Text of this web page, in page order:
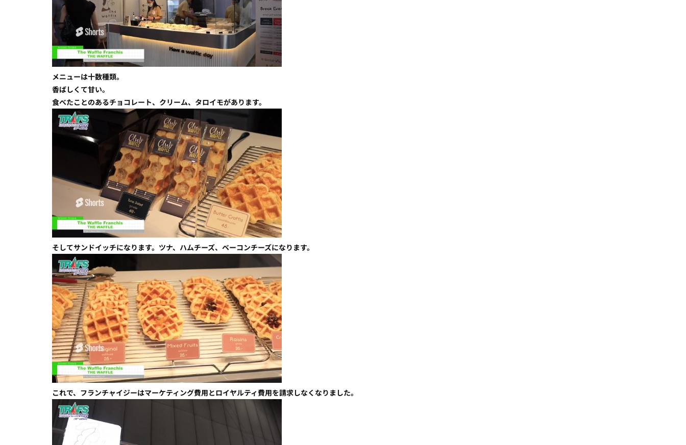
メニューは十数種類。
香ばしくて甘い。
食べたことのあるチョコレート、クリーム、タロイモがあります。
そしてサンドイッチになります。ツナ、ハムチーズ、ベーコンチーズになります。
これで、フランチャイジーはマーケティング費用とロイヤルティ費用を請求しなくなりました。